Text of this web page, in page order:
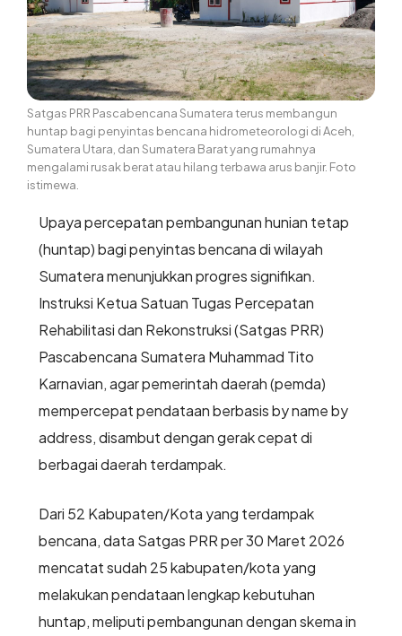
Satgas PRR Pascabencana Sumatera terus membangun
huntap bagi penyintas bencana hidrometeorologi di Aceh,
Sumatera Utara, dan Sumatera Barat yang rumahnya
mengalami rusak berat atau hilang terbawa arus banjir. Foto
istimewa.
Upaya percepatan pembangunan hunian tetap
(huntap) bagi penyintas bencana di wilayah
Sumatera menunjukkan progres signifikan.
Instruksi Ketua Satuan Tugas Percepatan
Rehabilitasi dan Rekonstruksi (Satgas PRR)
Pascabencana Sumatera Muhammad Tito
Karnavian, agar pemerintah daerah (pemda)
mempercepat pendataan berbasis by name by
address, disambut dengan gerak cepat di
berbagai daerah terdampak.
Dari 52 Kabupaten/Kota yang terdampak
bencana, data Satgas PRR per 30 Maret 2026
mencatat sudah 25 kabupaten/kota yang
melakukan pendataan lengkap kebutuhan
huntap, meliputi pembangunan dengan skema in